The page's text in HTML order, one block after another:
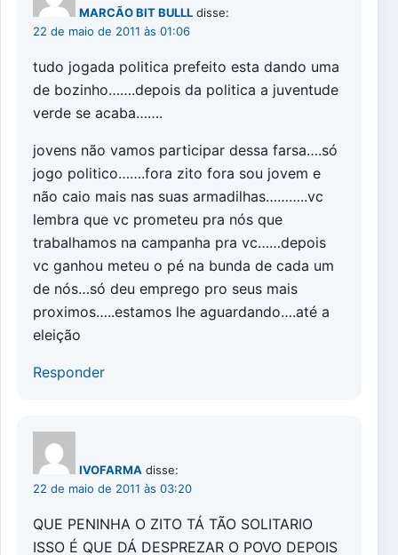
MARCÃO BIT BULLL disse:
22 de maio de 2011 às 01:06
tudo jogada politica prefeito esta dando uma
de bozinho…….depois da politica a juventude
verde se acaba…….
jovens não vamos participar dessa farsa….só
jogo politico…….fora zito fora sou jovem e
não caio mais nas suas armadilhas………..vc
lembra que vc prometeu pra nós que
trabalhamos na campanha pra vc……depois
vc ganhou meteu o pé na bunda de cada um
de nós…só deu emprego pro seus mais
proximos…..estamos lhe aguardando….até a
eleição
Responder
IVOFARMA disse:
22 de maio de 2011 às 03:20
QUE PENINHA O ZITO TÁ TÃO SOLITARIO
ISSO É QUE DÁ DESPREZAR O POVO DEPOIS